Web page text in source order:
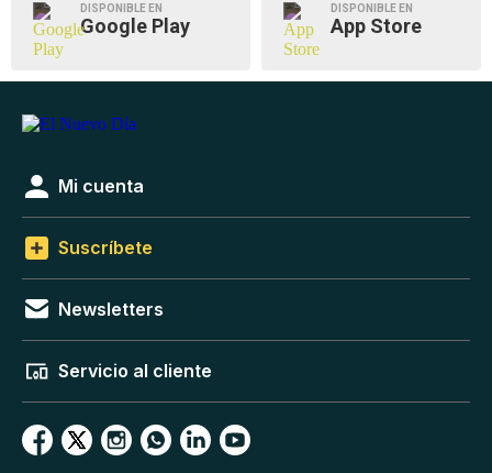
DISPONIBLE EN
Google Play
DISPONIBLE EN
App Store
Mi cuenta
Suscríbete
Newsletters
Servicio al cliente